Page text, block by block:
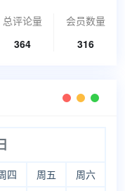
总评论量
364
会员数量
316
四 周五
周六